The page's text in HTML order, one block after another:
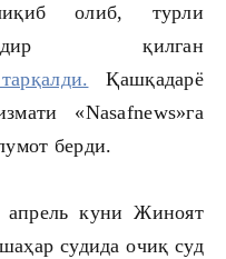
олиб, турли
қилган
Қашқадарё
«Nasafnews»га
берди.
куни Жиноят
судида очиқ суд